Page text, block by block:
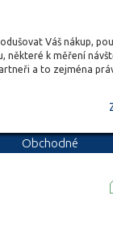
Váš nákup,
některé k měření
a to zejména
Obchodné